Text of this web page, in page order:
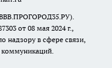
(ВВВ.ПРОГОРОД35.РУ).
от 08 мая 2024 г.,
надзору в сфере связи,